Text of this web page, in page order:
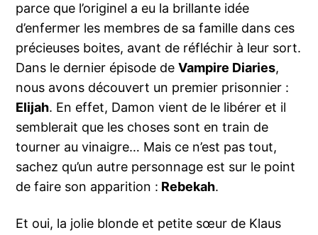
parce que l’originel a eu la brillante idée
d’enfermer les membres de sa famille dans ces
précieuses boites, avant de réfléchir à leur sort.
Dans le dernier épisode deVampire Diaries,
nous avons découvert un premier prisonnier :
Elijah. En effet, Damon vient de le libérer et il
semblerait que les choses sont en train de
tourner au vinaigre… Mais ce n’est pas tout,
sachez qu’un autre personnage est sur le point
de faire son apparition : Rebekah.
Et oui, la jolie blonde et petite sœur de Klaus